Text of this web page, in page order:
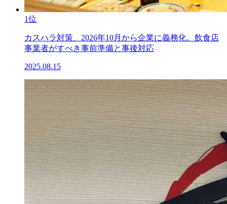
1位
カスハラ対策、2026年10月から企業に義務化。飲食店
事業者がすべき事前準備と事後対応
2025.08.15